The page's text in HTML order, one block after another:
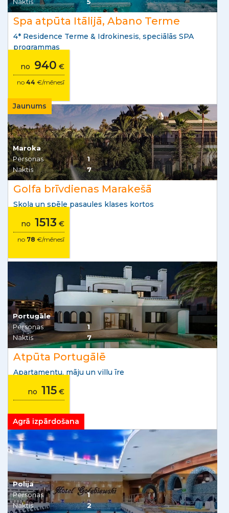
Spa atpūta Itālijā, Abano Terme
4* Residence Terme & Idrokinesis, speciālās SPA
programmas
no 940 €
no 44 €/mēnesī
Jaunums
Maroka
Personas
1
Naktis
7
Golfa brīvdienas Marakešā
Skola un spēle pasaules klases kortos
no 1513 €
no 78 €/mēnesī
Portugāle
Personas
1
Naktis
7
Atpūta Portugālē
Apartamentu, māju un villu īre
no 115 €
Agrā izpārdošana
Polija
Personas
1
Naktis
2